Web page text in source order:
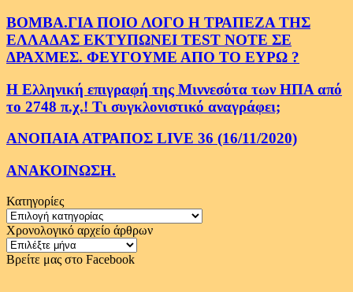
ΒΟΜΒΑ.ΓΙΑ ΠΟΙΟ ΛΟΓΟ Η ΤΡΑΠΕΖΑ ΤΗΣ
ΕΛΛΑΔΑΣ ΕΚΤΥΠΩΝΕΙ TEST NOTE ΣΕ
ΔΡΑΧΜΕΣ. ΦΕΥΓΟΥΜΕ ΑΠΟ ΤΟ ΕΥΡΩ ?
Η Ελληνική επιγραφή της Μιννεσότα των ΗΠΑ από
το 2748 π.χ.! Τι συγκλονιστικό αναγράφει;
ΑΝΟΠΑΙΑ ΑΤΡΑΠΟΣ LIVE 36 (16/11/2020)
ΑΝΑΚΟΙΝΩΣΗ.
Κατηγορίες
Κατηγορίες
Χρονολογικό αρχείο άρθρων
Χρονολογικό
αρχείο
Βρείτε μας στο Facebook